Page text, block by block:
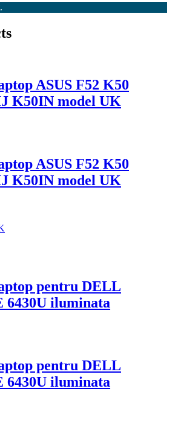
ASUS F52 K50
K50IN model UK
ASUS F52 K50
K50IN model UK
pentru DELL
6430U iluminata
pentru DELL
6430U iluminata